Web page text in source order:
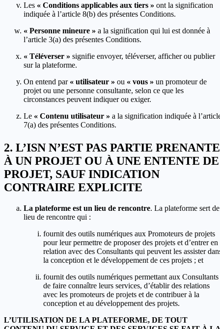
Les « Conditions applicables aux tiers » ont la signification
indiquée à l’article 8(b) des présentes Conditions.
« Personne mineure » a la signification qui lui est donnée à
l’article 3(a) des présentes Conditions.
« Téléverser » signifie envoyer, téléverser, afficher ou publier
sur la plateforme.
On entend par « utilisateur » ou « vous » un promoteur de
projet ou une personne consultante, selon ce que les
circonstances peuvent indiquer ou exiger.
Le « Contenu utilisateur » a la signification indiquée à
7(a) des présentes Conditions.
L’ISN N’EST PAS PARTIE PRENANTE
À UN PROJET OU À UNE ENTENTE DE
PROJET, SAUF INDICATION
CONTRAIRE EXPLICITE
La plateforme est un lieu de rencontre. La plateforme sert de
lieu de rencontre qui :
fournit des outils numériques aux Promoteurs de projets
pour leur permettre de proposer des projets et d’entrer en
relation avec des Consultants qui peuvent les assister
la conception et le développement de ces projets ; et
fournit des outils numériques permettant aux Consultants
de faire connaître leurs services, d’établir des relations
avec les promoteurs de projets et de contribuer à la
conception et au développement des projets.
L’UTILISATION DE LA PLATEFORME, DE TOUT